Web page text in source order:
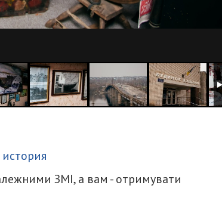
история
ЗМІ, а вам - отримувати